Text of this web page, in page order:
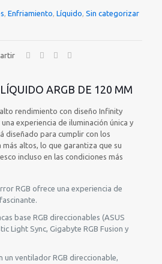
, Enfriamiento, Líquido, Sin categorizar
ARGB DE 120 MM
rendimiento con diseño Infinity
experiencia de iluminación única y
diseñado para cumplir con los
altos, lo que garantiza que su
incluso en las condiciones más
RGB ofrece una experiencia de
base RGB direccionables (ASUS
Light Sync, Gigabyte RGB Fusion y
un ventilador RGB direccionable,